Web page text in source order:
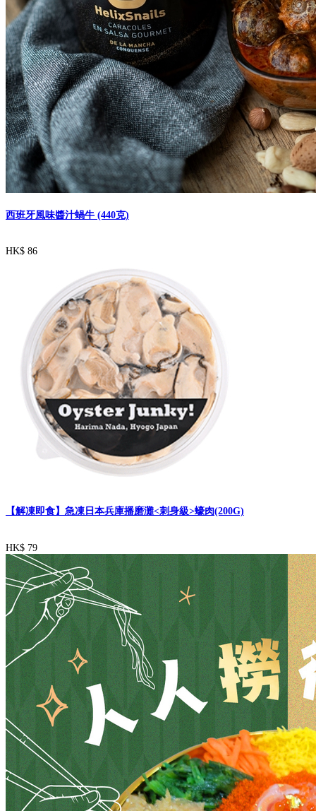
西班牙風味醬汁蝸牛 (440克)
HK$ 86
【解凍即食】急凍日本兵庫播磨灘<刺身級>蠔肉(200G)
HK$ 79